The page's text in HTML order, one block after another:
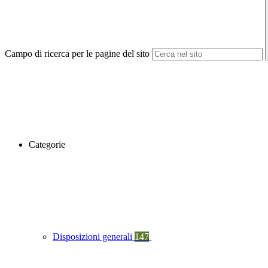
Campo di ricerca per le pagine del sito
Categorie
Disposizioni generali 147